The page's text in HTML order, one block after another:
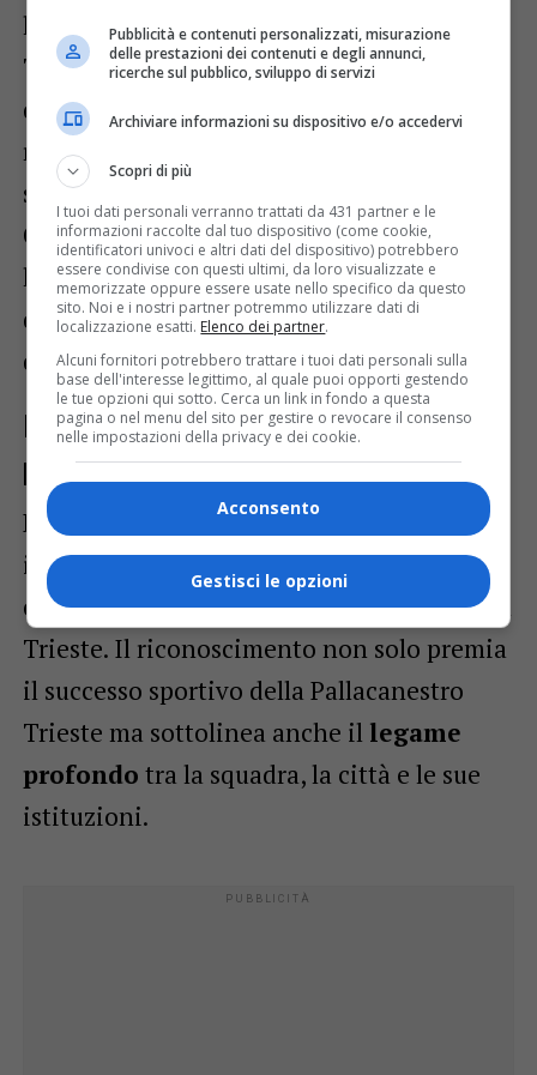
l’importanza storica della pallacanestro a
Trieste, una tradizione che risale agli anni
della presenza americana nella città. Ha
ricordato l’evoluzione delle strutture
sportive, dall’antico Palazzetto di
Chiarbola al moderno Palatrieste, e ha
lodato il contributo della squadra e
dell’allenatore nel portare lustro al nome
di Trieste.
Premio di eccellenza per la
pallacanestro triestina
La consegna del Sigillo Trecentesco è stato
il culmine di una giornata dedicata alla
celebrazione dello sport e della sua storia a
Trieste. Il riconoscimento non solo premia
il successo sportivo della Pallacanestro
Trieste ma sottolinea anche il legame
profondo tra la squadra, la città e le sue
istituzioni.
Pubblicità e contenuti personalizzati, misurazione
delle prestazioni dei contenuti e degli annunci,
ricerche sul pubblico, sviluppo di servizi
Archiviare informazioni su dispositivo e/o accedervi
Scopri di più
I tuoi dati personali verranno trattati da 431 partner e le
informazioni raccolte dal tuo dispositivo (come cookie,
identificatori univoci e altri dati del dispositivo) potrebbero
essere condivise con questi ultimi, da loro visualizzate e
memorizzate oppure essere usate nello specifico da questo
sito. Noi e i nostri partner potremmo utilizzare dati di
localizzazione esatti. Elenco dei partner.
Alcuni fornitori potrebbero trattare i tuoi dati personali sulla
base dell'interesse legittimo, al quale puoi opporti gestendo
le tue opzioni qui sotto. Cerca un link in fondo a questa
pagina o nel menu del sito per gestire o revocare il consenso
nelle impostazioni della privacy e dei cookie.
Acconsento
Gestisci le opzioni